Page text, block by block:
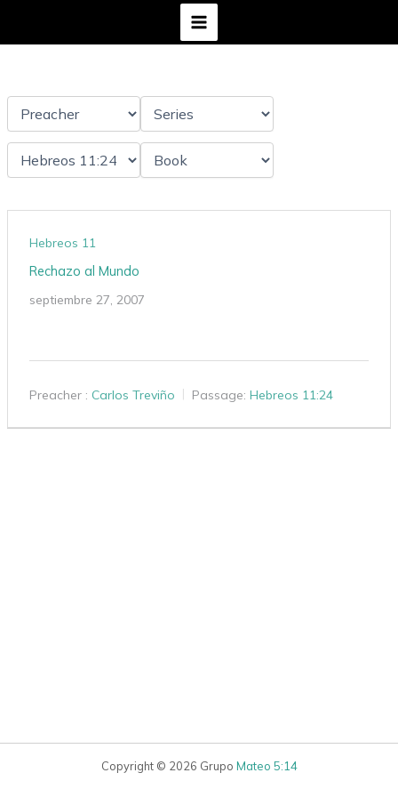
Hebreos 11
Rechazo al Mundo
septiembre 27, 2007
Preacher : Carlos Treviño Passage: Hebreos 11:24
Copyright © 2026 Grupo Mateo 5:14